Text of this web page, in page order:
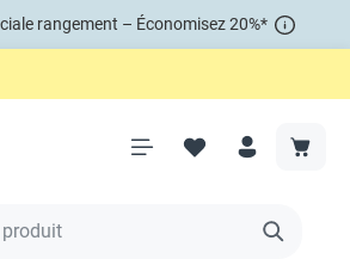
rangement – Économisez 20%*